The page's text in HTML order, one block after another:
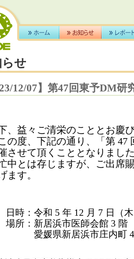
せ
12/07】第47回東予DM研
、益々ご清栄のこととお慶
の度、下記の通り、「第 47
させて頂くこととなりまし
中とは存じますが、ご出席
ます。
：令和 5 年 12 月 7 日（木
：新居浜市医師会館 3 階
県新居浜市庄内町 4-7-